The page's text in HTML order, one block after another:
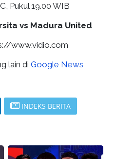
Pukul 19.00 WIB
vs Madura United
www.vidio.com
lain di Google News
INDEKS BERITA